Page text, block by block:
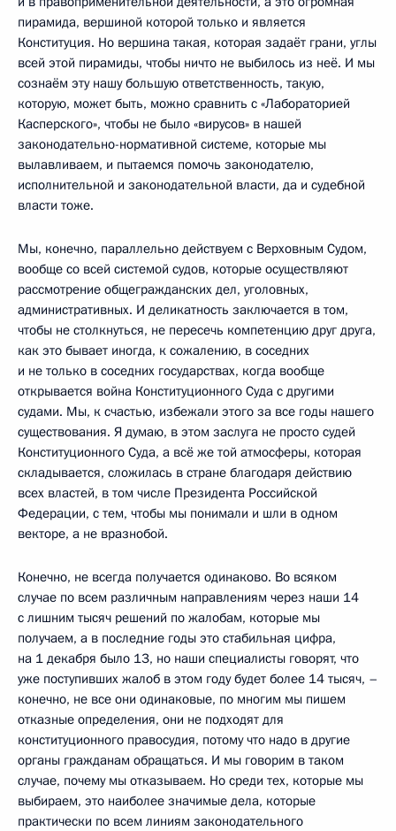
пирамида, вершиной которой только и является
Конституция. Но вершина такая, которая задаёт грани, углы
всей этой пирамиды, чтобы ничто не выбилось из неё. И мы
сознаём эту нашу большую ответственность, такую,
которую, может быть, можно сравнить с «Лабораторией
Касперского», чтобы не было «вирусов» в нашей
законодательно-нормативной системе, которые мы
вылавливаем, и пытаемся помочь законодателю,
исполнительной и законодательной власти, да и судебной
власти тоже.
Мы, конечно, параллельно действуем с Верховным Судом,
вообще со всей системой судов, которые осуществляют
рассмотрение общегражданских дел, уголовных,
административных. И деликатность заключается в том,
чтобы не столкнуться, не пересечь компетенцию друг друга,
как это бывает иногда, к сожалению, в соседних
и не только в соседних государствах, когда вообще
открывается война Конституционного Суда с другими
судами. Мы, к счастью, избежали этого за все годы нашего
существования. Я думаю, в этом заслуга не просто судей
Конституционного Суда, а всё же той атмосферы, которая
складывается, сложилась в стране благодаря действию
всех властей, в том числе Президента Российской
Федерации, с тем, чтобы мы понимали и шли в одном
векторе, а не вразнобой.
Конечно, не всегда получается одинаково. Во всяком
случае по всем различным направлениям через наши 14
с лишним тысяч решений по жалобам, которые мы
получаем, а в последние годы это стабильная цифра,
на 1 декабря было 13, но наши специалисты говорят, что
уже поступивших жалоб в этом году будет более 14 тысяч, –
конечно, не все они одинаковые, по многим мы пишем
отказные определения, они не подходят для
конституционного правосудия, потому что надо в другие
органы гражданам обращаться. И мы говорим в таком
случае, почему мы отказываем. Но среди тех, которые мы
выбираем, это наиболее значимые дела, которые
практически по всем линиям законодательного